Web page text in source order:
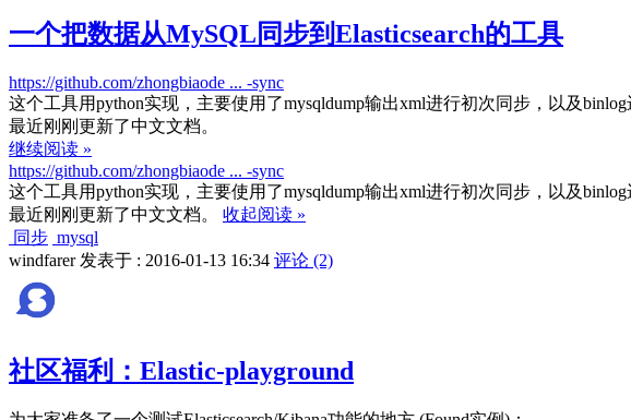
一个把数据从MySQL同步到Elasticsearch的工具
https://github.com/zhongbiaode ... -sync
这个工具用python实现，主要使用了mysqldump输出xml进行初次同步，以及
最近刚刚更新了中文文档。
继续阅读 »
https://github.com/zhongbiaode ... -sync
这个工具用python实现，主要使用了mysqldump输出xml进行初次同步，以及
最近刚刚更新了中文文档。 收起阅读 »
同步 mysql
windfarer 发表于 : 2016-01-13 16:34 评论 (2)
社区福利：Elastic-playground